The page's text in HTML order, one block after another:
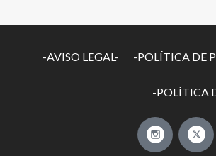
-AVISO LEGAL- -POLÍTICA DE
-POLÍTICA